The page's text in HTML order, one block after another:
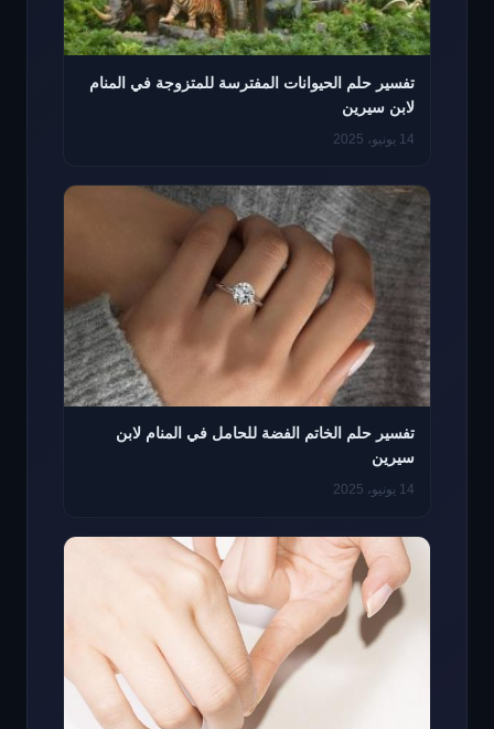
تفسير حلم الحيوانات المفترسة للمتزوجة في المنام
لابن سيرين
14 يونيو، 2025
تفسير حلم الخاتم الفضة للحامل في المنام لابن
سيرين
14 يونيو، 2025